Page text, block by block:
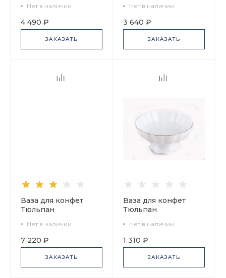
Нет в наличии
4 490 ₽
ЗАКАЗАТЬ
80.37282.00.1
Нет в наличии
3 640 ₽
ЗАКАЗАТЬ
Ваза для конфет
Тюльпан
арт. 80.04258.00.1
Нет в наличии
7 220 ₽
ЗАКАЗАТЬ
Ваза для конфет
Тюльпан
80.06882.00.1
Нет в наличии
1 310 ₽
ЗАКАЗАТЬ